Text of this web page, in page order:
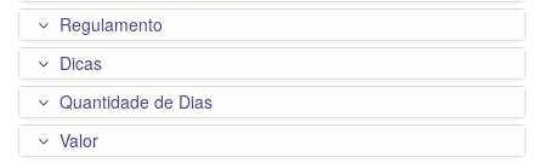
Regulamento
Dicas
Quantidade de Dias
Valor